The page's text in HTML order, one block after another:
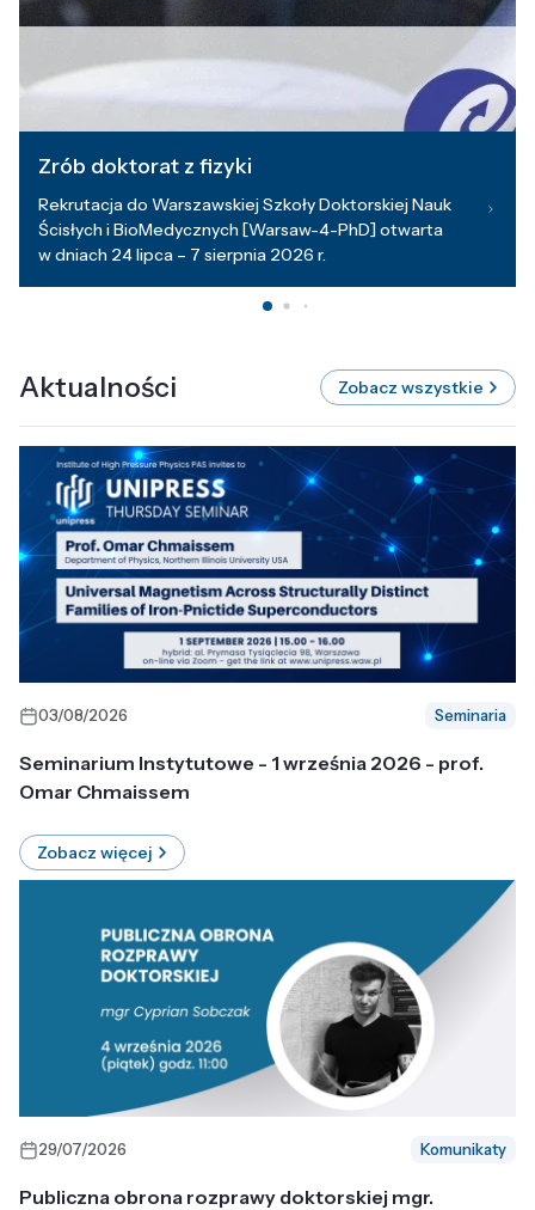
Zrób doktorat z fizyki
Rekrutacja do Warszawskiej Szkoły Doktorskiej Nauk
Ścisłych i BioMedycznych [Warsaw-4-PhD] otwarta
w dniach 24 lipca – 7 sierpnia 2026 r.
Aktualności Zobacz wszystkie
03/08/2026 Seminaria
Seminarium Instytutowe - 1 września 2026 - prof.
Omar Chmaissem
Zobacz więcej
29/07/2026 Komunikaty
Publiczna obrona rozprawy doktorskiej mgr.